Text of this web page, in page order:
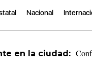
Nacional
en la ciudad: